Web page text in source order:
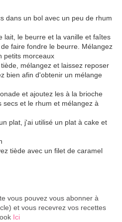
dans un bol avec un peu de rhum
lait, le beurre et la vanille et faîtes
faire fondre le beurre. Mélangez
petits morceaux
mélangez et laissez reposer
bien afin d'obtenir un mélange
et ajoutez les à la brioche
secs et le rhum et mélangez à
plat, j'ai utilisé un plat à cake et
tiède avec un filet de caramel
vous pouvez vous abonner à
et vous recevrez vos recettes
Ici